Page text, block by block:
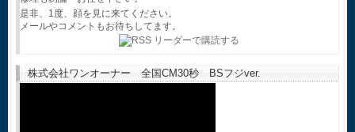
是非、1度、顔を見に来てください。
メールやコメントもお待ちしてます。
株式会社ワンオーナー 全国CM30秒 BSフジver.